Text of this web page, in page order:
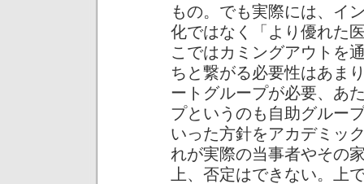
もの。でも実際には、イ
化ではなく「より優れた
こではカミングアウトを
ちと繋がる必要性はあま
ートグループが必要、あ
プというのも自助グルー
いった方針をアカデミッ
れが実際の当事者やその
上、否定はできない。上